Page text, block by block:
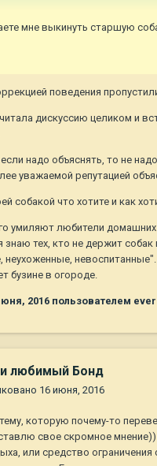
мне выкинуть старшую
поведения
дискуссию целиком и
надо объяснять, то не
уважаемой репутацией
собакой что хотите и как
умиляют любители
тех, кто не держит собак
неухоженные,
бузине в огороде.
2016 пользователем ever
любимый Бонд
16 июня, 2016
которую почему-то
свое скромное
или средство ограничения